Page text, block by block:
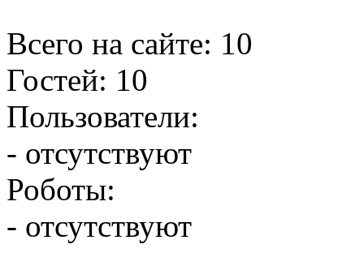
Всего на сайте: 10
Гостей: 10
Пользователи:
- отсутствуют
Роботы:
- отсутствуют